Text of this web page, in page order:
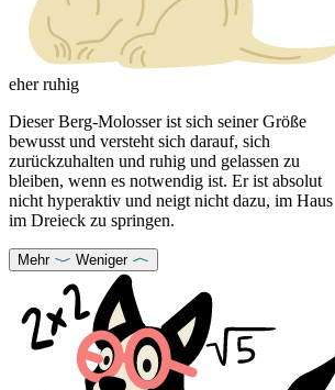
eher ruhig
Dieser Berg-Molosser ist sich seiner Größe
bewusst und versteht sich darauf, sich
zurückzuhalten und ruhig und gelassen zu
bleiben, wenn es notwendig ist. Er ist absolut
nicht hyperaktiv und neigt nicht dazu, im Haus
im Dreieck zu springen.
Mehr Weniger